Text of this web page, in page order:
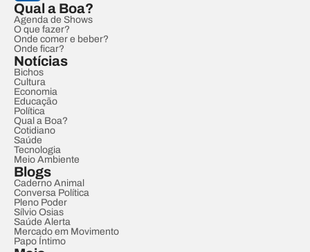
Qual a Boa?
Agenda de Shows
O que fazer?
Onde comer e beber?
Onde ficar?
Notícias
Bichos
Cultura
Economia
Educação
Política
Qual a Boa?
Cotidiano
Saúde
Tecnologia
Meio Ambiente
Blogs
Caderno Animal
Conversa Política
Pleno Poder
Sílvio Osias
Saúde Alerta
Mercado em Movimento
Papo Íntimo